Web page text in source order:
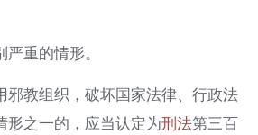
严重的情形。
教组织，破坏国家法律、行政法
形之一的，应当认定为刑法第三百